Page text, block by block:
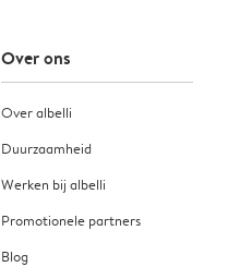
Over ons
Over albelli
Duurzaamheid
Werken bij albelli
Promotionele partners
Blog